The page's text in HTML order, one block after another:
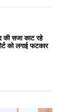
की सजा काट रहे
को लगाई फटकार